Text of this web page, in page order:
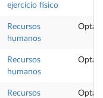
ejercicio físico
Recursos
humanos
Recursos
humanos
Recursos